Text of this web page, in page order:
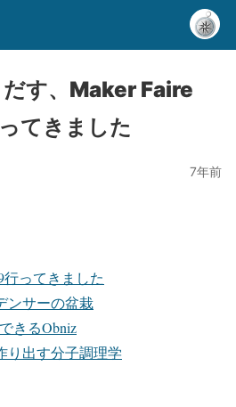
す、Maker Faire
てきました
7年前
行ってきました
ンサーの盆栽
きるObniz
り出す分子調理学